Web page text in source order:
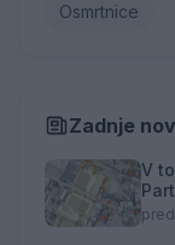
Osmrtnice
Zadnje
V